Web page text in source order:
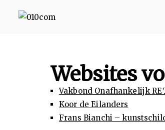
Websites
Vakbond Onafhankelijk
Koor de Eilanders
Frans Bianchi –